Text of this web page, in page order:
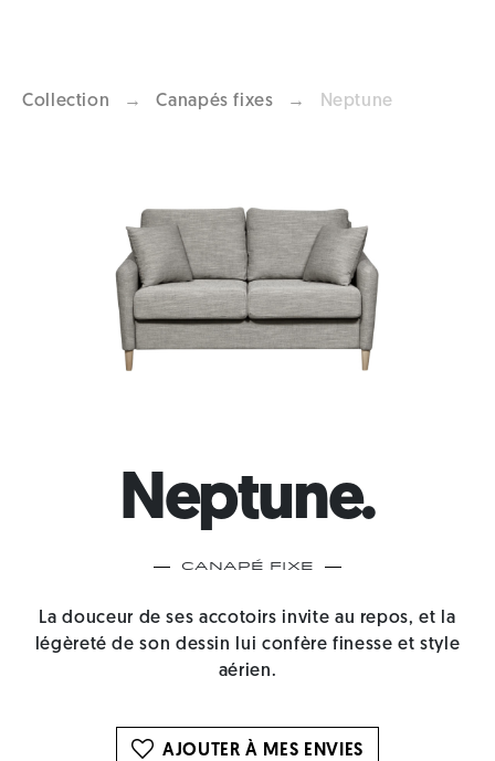
Collection → Canapés fixes → Neptune
Neptune.
Canapé Fixe
La douceur de ses accotoirs invite au repos, et la
légèreté de son dessin lui confère finesse et style
aérien.
AJOUTER À MES ENVIES